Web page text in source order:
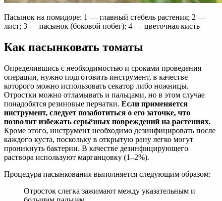
Пасынок на помидоре: 1 — главный стебель растения; 2 —
лист; 3 — пасынок (боковой побег); 4 — цветочная кисть
Как пасынковать томаты
Определившись с необходимостью и сроками проведения
операции, нужно подготовить инструмент, в качестве
которого можно использовать секатор либо ножницы.
Отростки можно отламывать и пальцами, но в этом случае
понадобятся резиновые перчатки. Если применяется
инструмент, следует позаботиться о его заточке, что
позволит избежать серьёзных повреждений на растениях.
Кроме этого, инструмент необходимо дезинфицировать после
каждого куста, поскольку в открытую рану легко могут
проникнуть бактерии. В качестве дезинфицирующего
раствора используют марганцовку (1–2%).
Процедура пасынкования выполняется следующим образом:
Отросток слегка зажимают между указательным и